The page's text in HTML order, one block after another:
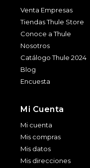
Venta Empresas
Tiendas Thule Store
Conoce a Thule
Nosotros
Catálogo Thule 2024
Blog
Encuesta
Mi Cuenta
Mi cuenta
Mis compras
Mis datos
Mis direcciones